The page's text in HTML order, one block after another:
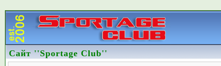
Сайт ''Sportage Club''